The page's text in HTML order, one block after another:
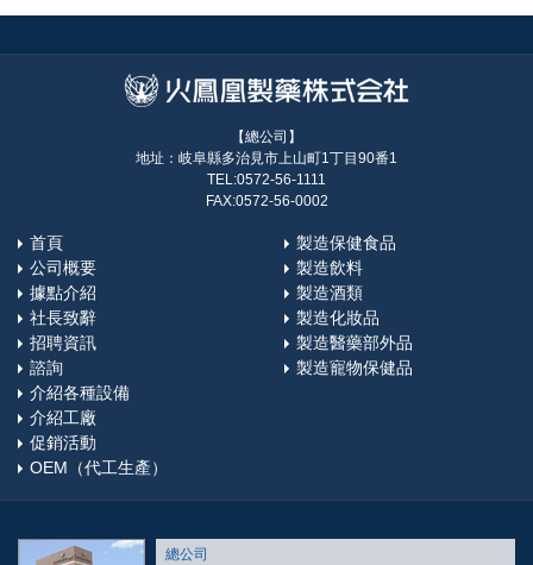
【總公司】
地址：岐阜縣多治見市上山町1丁目90番1
TEL:0572-56-1111
FAX:0572-56-0002
首頁
公司概要
據點介紹
社長致辭
招聘資訊
諮詢
製造保健食品
製造飲料
製造酒類
製造化妝品
製造醫藥部外品
製造寵物保健品
介紹各種設備
介紹工廠
促銷活動
OEM（代工生產）
總公司